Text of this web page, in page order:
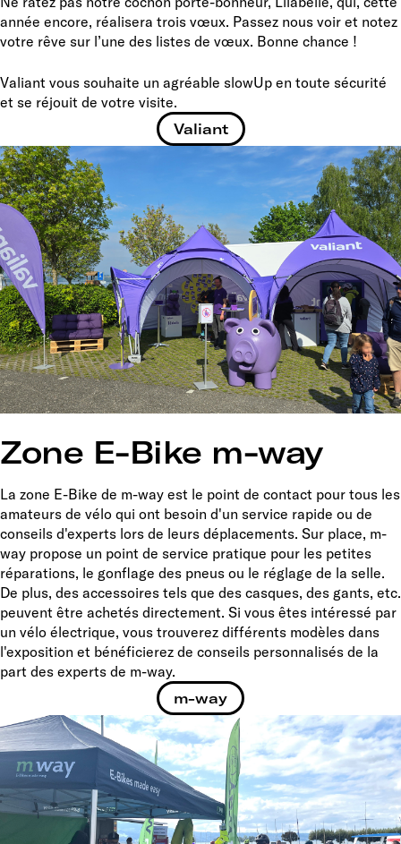
année encore, réalisera trois vœux. Passez nous voir et notez
votre rêve sur l’une des listes de vœux. Bonne chance !
Valiant vous souhaite un agréable slowUp en toute sécurité
et se réjouit de votre visite.
Valiant
Zone E-Bike m-way
La zone E-Bike de m-way est le point de contact pour tous les
amateurs de vélo qui ont besoin d'un service rapide ou de
conseils d'experts lors de leurs déplacements. Sur place, m-
way propose un point de service pratique pour les petites
réparations, le gonflage des pneus ou le réglage de la selle.
De plus, des accessoires tels que des casques, des gants, etc.
peuvent être achetés directement. Si vous êtes intéressé par
un vélo électrique, vous trouverez différents modèles dans
l'exposition et bénéficierez de conseils personnalisés de la
part des experts de m-way.
m-way